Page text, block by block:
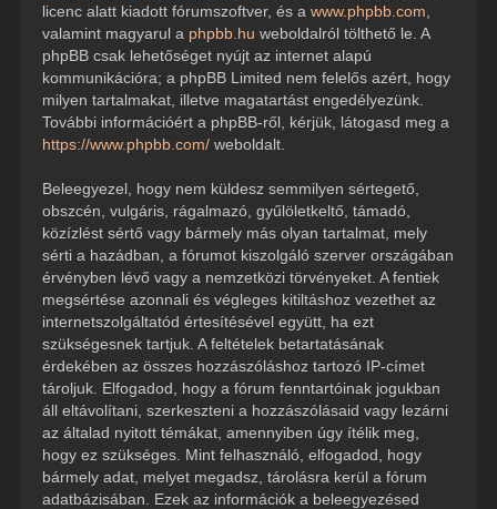
licenc alatt kiadott fórumszoftver, és a www.phpbb.com
valamint magyarul a phpbb.hu weboldalról tölthető le. A
phpBB csak lehetőséget nyújt az internet alapú
kommunikációra; a phpBB Limited nem felelős azért, hogy
milyen tartalmakat, illetve magatartást engedélyezünk.
További információért a phpBB-ről, kérjük, látogasd meg a
https://www.phpbb.com/weboldalt.
Beleegyezel, hogy nem küldesz semmilyen sértegető,
obszcén, vulgáris, rágalmazó, gyűlöletkeltő, támadó,
közízlést sértő vagy bármely más olyan tartalmat, mely
sérti a hazádban, a fórumot kiszolgáló szerver országában
érvényben lévő vagy a nemzetközi törvényeket. A fentiek
megsértése azonnali és végleges kitiltáshoz vezethet az
internetszolgáltatód értesítésével együtt, ha ezt
szükségesnek tartjuk. A feltételek betartatásának
érdekében az összes hozzászóláshoz tartozó IP-címet
tároljuk. Elfogadod, hogy a fórum fenntartóinak jogukban
áll eltávolítani, szerkeszteni a hozzászólásaid vagy lezárni
az általad nyitott témákat, amennyiben úgy ítélik meg,
hogy ez szükséges. Mint felhasználó, elfogadod, hogy
bármely adat, melyet megadsz, tárolásra kerül a fórum
adatbázisában. Ezek az információk a beleegyezésed